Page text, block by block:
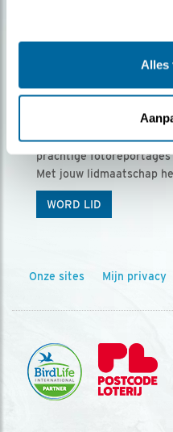
Alles
Ontvang 5 x
Vogels is het tijdschrift
prachtige
Met jouw lidmaatschap
WORD LID
Onze sites Mijn privacy